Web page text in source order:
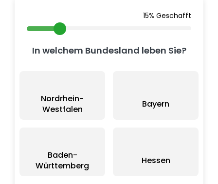
15% Geschafft
In welchem Bundesland leben Sie?
Nordrhein-
Westfalen
Bayern
Baden-
Württemberg
Hessen